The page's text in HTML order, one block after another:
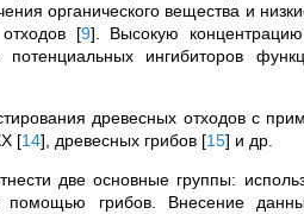
органического вещества и
[9]. Высокую
ингибиторов
древесных отходов с
[14], древесных грибов [15] и др.
две основные группы:
помощью грибов. Внесение